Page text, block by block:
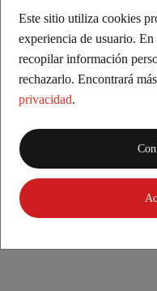
Jesús
Una empresa de toda
Este sitio utiliza cookies
experiencia de usuario.
recopilar información
rechazarlo. Encontrará
privacidad.